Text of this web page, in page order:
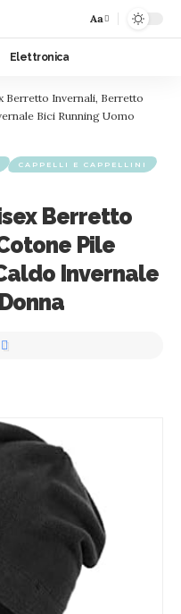
Aa
Elettronica
Berretto Invernali, Berretto
Bici Running Uomo
CAPPELLI E CAPPELLINI
Berretto
Pile
Invernale